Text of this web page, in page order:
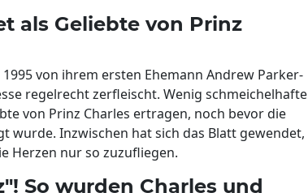
als Geliebte von Prinz
von ihrem ersten Ehemann Andrew Parker-
regelrecht zerfleischt. Wenig schmeichelhafte
von Prinz Charles ertragen, noch bevor die
wurde. Inzwischen hat sich das Blatt gewendet,
Herzen nur so zuzufliegen.
So wurden Charles und